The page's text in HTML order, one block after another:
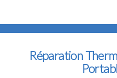
Réparation